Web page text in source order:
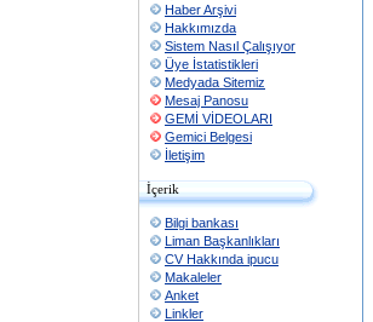
Haber Arşivi
Hakkımızda
Sistem Nasıl Çalışıyor
Üye İstatistikleri
Medyada Sitemiz
Mesaj Panosu
GEMİ VİDEOLARI
Gemici Belgesi
İletişim
İçerik
Bilgi bankası
Liman Başkanlıkları
CV Hakkında ipucu
Makaleler
Anket
Linkler